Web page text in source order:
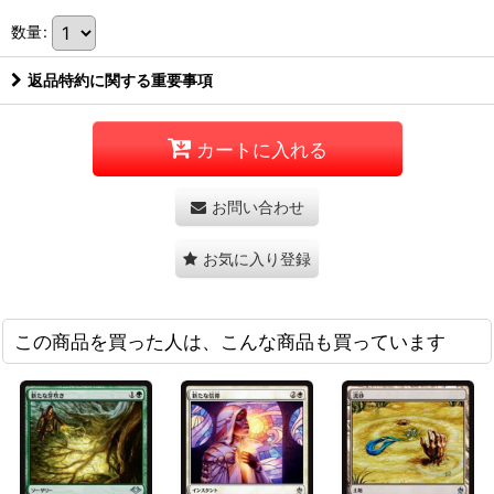
数量:
返品特約に関する重要事項
カートに入れる
お問い合わせ
お気に入り登録
この商品を買った人は、こんな商品も買っています